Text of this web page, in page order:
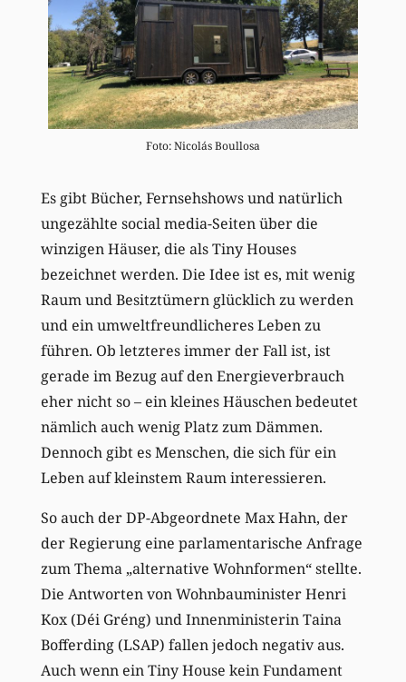
Foto: Nicolás Boullosa
Es gibt Bücher, Fernsehshows und natürlich
ungezählte social media-Seiten über die
winzigen Häuser, die als Tiny Houses
bezeichnet werden. Die Idee ist es, mit wenig
Raum und Besitztümern glücklich zu werden
und ein umweltfreundlicheres Leben zu
führen. Ob letzteres immer der Fall ist, ist
gerade im Bezug auf den Energieverbrauch
eher nicht so – ein kleines Häuschen bedeutet
nämlich auch wenig Platz zum Dämmen.
Dennoch gibt es Menschen, die sich für ein
Leben auf kleinstem Raum interessieren.
So auch der DP-Abgeordnete Max Hahn, der
der Regierung eine parlamentarische Anfrage
zum Thema „alternative Wohnformen“ stellte.
Die Antworten von Wohnbauminister Henri
Kox (Déi Gréng) und Innenministerin Taina
Bofferding (LSAP) fallen jedoch negativ aus.
Auch wenn ein Tiny House kein Fundament